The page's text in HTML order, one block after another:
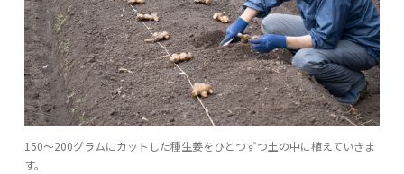
150〜200グラムにカットした種生姜をひとつずつ土の中に植えていきま
す。